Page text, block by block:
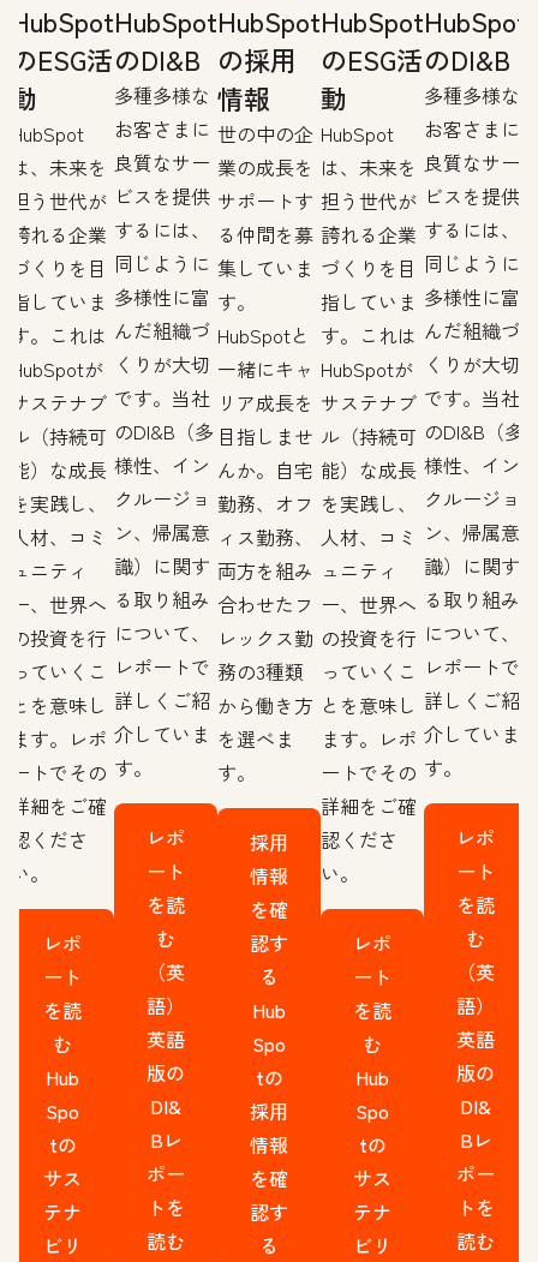
HubSpot
のESG活
動
HubSpot
は、未来を
担う世代が
誇れる企業
づくりを目
指していま
す。これは
HubSpotが
サステナブ
ル（持続可
能）な成長
を実践し、
人材、コミ
ュニティ
ー、世界へ
の投資を行
っていくこ
とを意味し
ます。レポ
ートでその
詳細をご確
認くださ
い。
レポ
ート
を読
む
Hub
Spo
tの
サス
テナ
ビリ
HubSpot
のDI&B
多種多様な
お客さまに
良質なサー
ビスを提供
するには、
同じように
多様性に富
んだ組織づ
くりが大切
です。当社
のDI&B（多
様性、イン
クルージョ
ン、帰属意
識）に関す
る取り組み
について、
レポートで
詳しくご紹
介していま
す。
レポ
ート
を読
む
（英
語）
英語
版の
DI&
Bレ
ポー
トを
読む
HubSpot
の採用
情報
世の中の企
業の成長を
サポートす
る仲間を募
集していま
す。
HubSpotと
一緒にキャ
リア成長を
目指しませ
んか。自宅
勤務、オフ
ィス勤務、
両方を組み
合わせたフ
レックス勤
務の3種類
から働き方
を選べま
す。
採用
情報
を確
認す
る
Hub
Spo
tの
採用
情報
を確
認す
る
HubSpot
のESG活
動
HubSpot
は、未来を
担う世代が
誇れる企業
づくりを目
指していま
す。これは
HubSpotが
サステナブ
ル（持続可
能）な成長
を実践し、
人材、コミ
ュニティ
ー、世界へ
の投資を行
っていくこ
とを意味し
ます。レポ
ートでその
詳細をご確
認くださ
い。
レポ
ート
を読
む
Hub
Spo
tの
サス
テナ
ビリ
HubSpot
のDI&B
多種多様な
お客さまに
良質なサー
ビスを提供
するには、
同じように
多様性に富
んだ組織づ
くりが大切
です。当社
のDI&B（多
様性、イン
クルージョ
ン、帰属意
識）に関す
る取り組み
について、
レポートで
詳しくご紹
介していま
す。
レポ
ート
を読
む
（英
語）
英語
版の
DI&
Bレ
ポー
トを
読む